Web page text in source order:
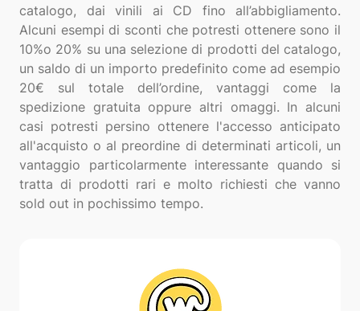
catalogo, dai vinili ai CD fino all’abbigliamento.
Alcuni esempi di sconti che potresti ottenere sono il
10%o 20% su una selezione di prodotti del catalogo,
un saldo di un importo predefinito come ad esempio
20€ sul totale dell’ordine, vantaggi come la
spedizione gratuita oppure altri omaggi. In alcuni
casi potresti persino ottenere l'accesso anticipato
all'acquisto o al preordine di determinati articoli, un
vantaggio particolarmente interessante quando si
tratta di prodotti rari e molto richiesti che vanno